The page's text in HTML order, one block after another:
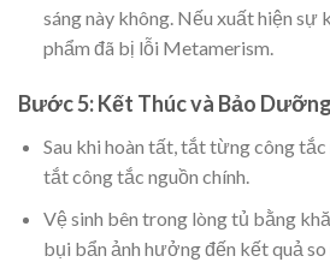
sáng này không. Nếu xuất hiện sự
phẩm đã bị lỗi Metamerism.
Bước 5: Kết Thúc và Bảo Dưỡng
Sau khi hoàn tất, tắt từng công
tắt công tắc nguồn chính.
Vệ sinh bên trong lòng tủ bằng
bụi bẩn ảnh hưởng đến kết quả so